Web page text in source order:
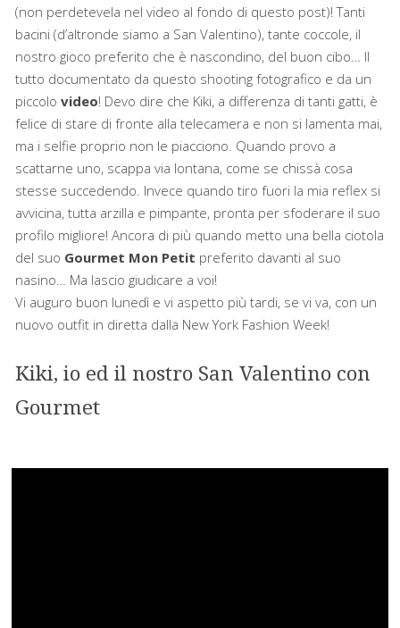
(non perdetevela nel video al fondo di questo post)! Tanti
bacini (d’altronde siamo a San Valentino), tante coccole, il
nostro gioco preferito che è nascondino, del buon cibo… Il
tutto documentato da questo shooting fotografico e da un
piccolovideo! Devo dire che Kiki, a differenza di tanti gatti, è
felice di stare di fronte alla telecamera e non si lamenta mai,
ma i selfie proprio non le piacciono. Quando provo a
scattarne uno, scappa via lontana, come se chissà cosa
stesse succedendo. Invece quando tiro fuori la mia reflex si
avvicina, tutta arzilla e pimpante, pronta per sfoderare il suo
profilo migliore! Ancora di più quando metto una bella ciotola
del suo Gourmet Mon Petit preferito davanti al suo
nasino… Ma lascio giudicare a voi!
Vi auguro buon lunedì e vi aspetto più tardi, se vi va, con un
nuovo outfit in diretta dalla New York Fashion Week!
Kiki, io ed il nostro San Valentino con
Gourmet